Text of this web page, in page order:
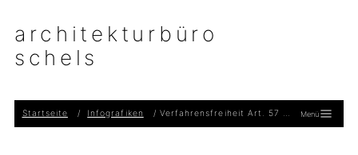
architekturbüro
schels
Startseite Infografiken Verfahrensfreiheit Art. 57 BayBO Menü